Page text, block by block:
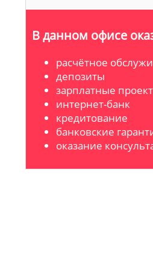
В данном офисе
расчётное
депозиты
зарплатные
интернет-банк
кредитование
банковские
оказание